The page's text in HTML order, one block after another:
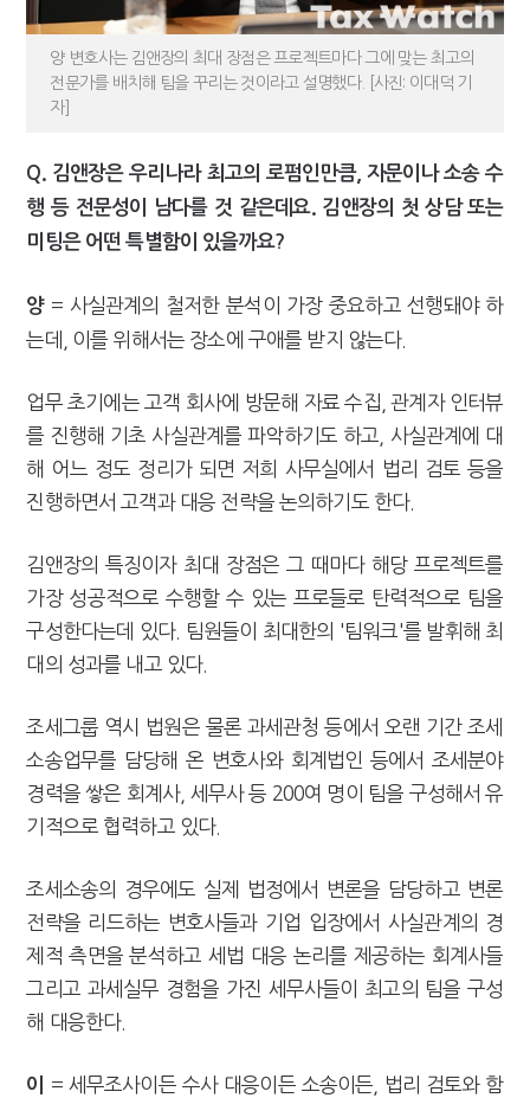
양 변호사는 김앤장의 최대 장점은 프로젝트마다 그에 맞는 최고의
전문가를 배치해 팀을 꾸리는 것이라고 설명했다. [사진: 이대덕 기
자]
Q. 김앤장은 우리나라 최고의 로펌인만큼, 자문이나 소송 수
행 등 전문성이 남다를 것 같은데요. 김앤장의 첫 상담 또는
미팅은 어떤 특별함이 있을까요?
양 = 사실관계의 철저한 분석이 가장 중요하고 선행돼야 하
는데, 이를 위해서는 장소에 구애를 받지 않는다.
업무 초기에는 고객 회사에 방문해 자료 수집, 관계자 인터뷰
를 진행해 기초 사실관계를 파악하기도 하고, 사실관계에 대
해 어느 정도 정리가 되면 저희 사무실에서 법리 검토 등을
진행하면서 고객과 대응 전략을 논의하기도 한다.
김앤장의 특징이자 최대 장점은 그 때마다 해당 프로젝트를
가장 성공적으로 수행할 수 있는 프로들로 탄력적으로 팀을
구성한다는데 있다. 팀원들이 최대한의 '팀워크'를 발휘해 최
대의 성과를 내고 있다.
조세그룹 역시 법원은 물론 과세관청 등에서 오랜 기간 조세
소송업무를 담당해 온 변호사와 회계법인 등에서 조세분야
경력을 쌓은 회계사, 세무사 등 200여 명이 팀을 구성해서 유
기적으로 협력하고 있다.
조세소송의 경우에도 실제 법정에서 변론을 담당하고 변론
전략을 리드하는 변호사들과 기업 입장에서 사실관계의 경
제적 측면을 분석하고 세법 대응 논리를 제공하는 회계사들
그리고 과세실무 경험을 가진 세무사들이 최고의 팀을 구성
해 대응한다.
이 = 세무조사이든 수사 대응이든 소송이든, 법리 검토와 함